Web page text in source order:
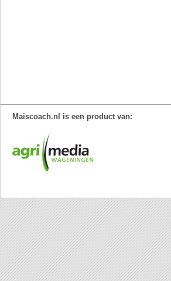
Maiscoach.nl is een product van: